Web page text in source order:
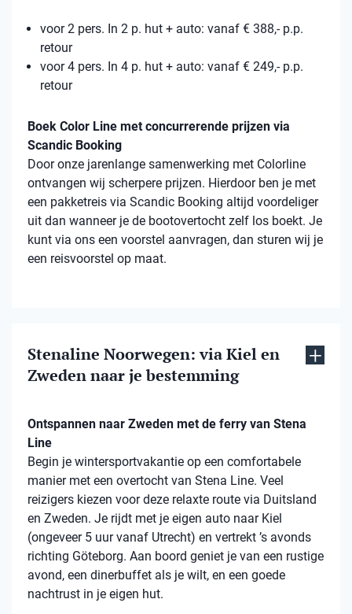
voor 2 pers. In 2 p. hut + auto: vanaf € 388,- p.p.
retour
voor 4 pers. In 4 p. hut + auto: vanaf € 249,- p.p.
retour
Boek Color Line met concurrerende prijzen via
Scandic Booking
Door onze jarenlange samenwerking met Colorline
ontvangen wij scherpere prijzen. Hierdoor ben je met
een pakketreis via Scandic Booking altijd voordeliger
uit dan wanneer je de bootovertocht zelf los boekt. Je
kunt via ons een voorstel aanvragen, dan sturen wij je
een reisvoorstel op maat.
Stenaline Noorwegen: via Kiel en
Zweden naar je bestemming
Ontspannen naar Zweden met de ferry van Stena
Line
Begin je wintersportvakantie op een comfortabele
manier met een overtocht van Stena Line. Veel
reizigers kiezen voor deze relaxte route via Duitsland
en Zweden. Je rijdt met je eigen auto naar Kiel
(ongeveer 5 uur vanaf Utrecht) en vertrekt ’s avonds
richting Göteborg. Aan boord geniet je van een rustige
avond, een dinerbuffet als je wilt, en een goede
nachtrust in je eigen hut.